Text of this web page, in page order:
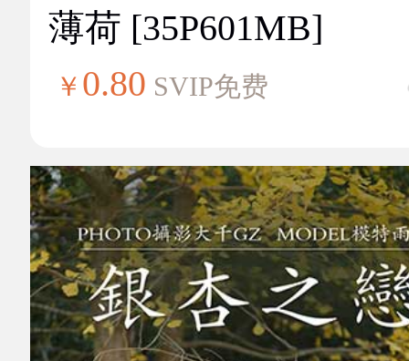
薄荷 [35P601MB]
￥ 0.80 SVIP免费